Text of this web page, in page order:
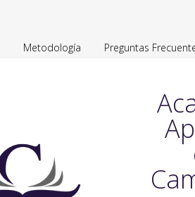
Metodología Preguntas